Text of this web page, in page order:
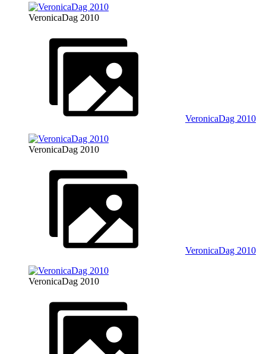
VeronicaDag 2010
VeronicaDag 2010
VeronicaDag 2010
VeronicaDag 2010
VeronicaDag 2010